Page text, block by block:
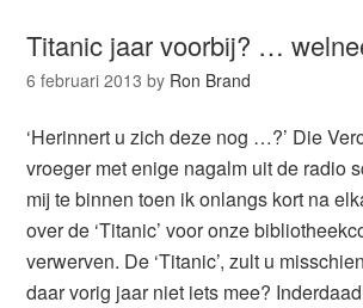
Titanic jaar voorbij? …
6 februari 2013 by Ron Brand
‘Herinnert u zich deze nog …?’ Die
vroeger met enige nagalm uit de radio
mij te binnen toen ik onlangs kort na
over de ‘Titanic’ voor onze
verwerven. De ‘Titanic’, zult u
daar vorig jaar niet iets mee?